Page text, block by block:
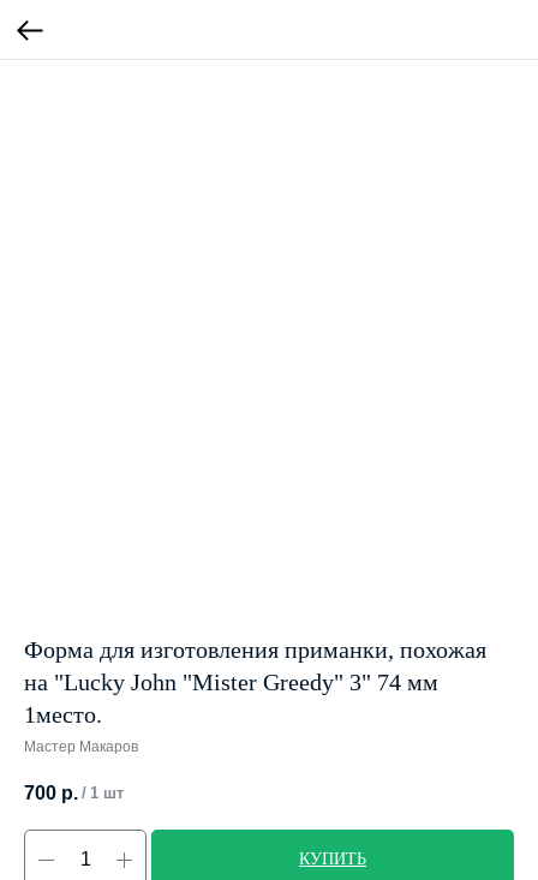
Форма для изготовления приманки, похожая
на "Lucky John "Mister Greedy" 3" 74 мм
1место.
Мастер Макаров
700 р. / 1 шт
КУПИТЬ